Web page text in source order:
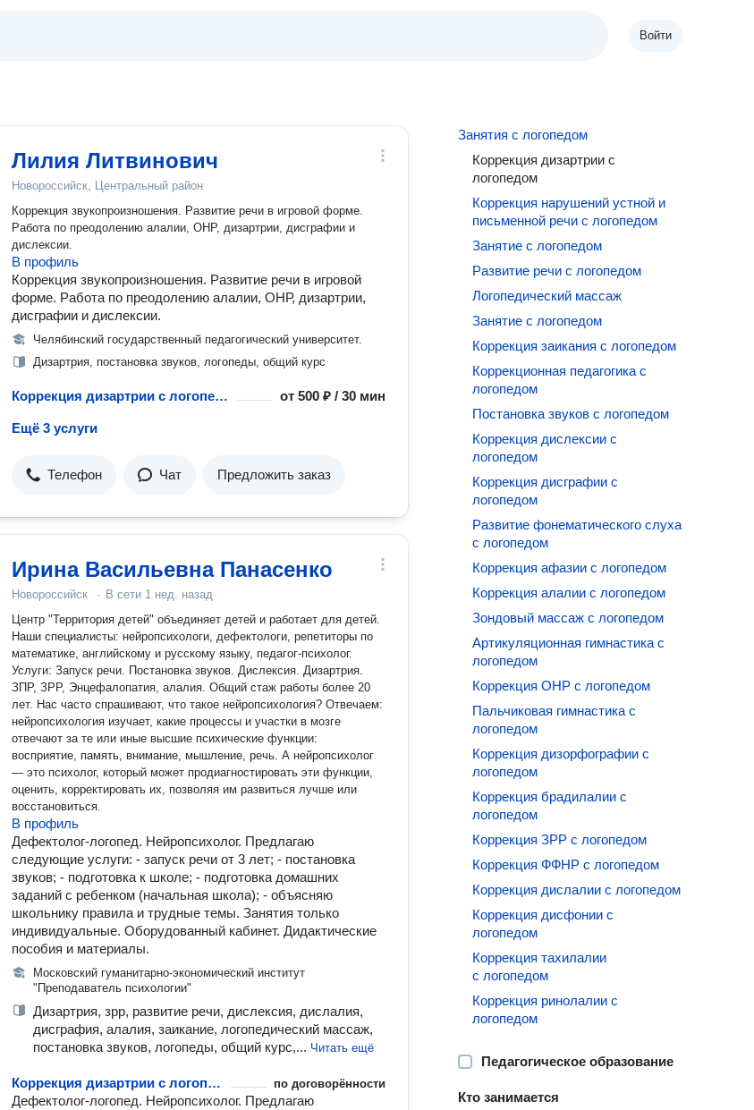
Войти
Лилия Литвинович
Новороссийск, Центральный район
Коррекция звукопроизношения. Развитие речи в игровой форме.
Работа по преодолению алалии, ОНР, дизартрии, дисграфии и
дислексии.
В профиль
Коррекция звукопроизношения. Развитие речи в игровой
форме. Работа по преодолению алалии, ОНР, дизартрии,
дисграфии и дислексии.
Челябинский государственный педагогический университет.
Дизартрия, постановка звуков, логопеды, общий курс
Коррекция дизартрии с логопедом от500 ₽ / 30 мин
Ещё 3 услуги
Телефон Чат Предложить заказ
Ирина Васильевна Панасенко
Новороссийск · В сети 1 нед. назад
Центр "Территория детей" объединяет детей и работает для детей.
Наши специалисты: нейропсихологи, дефектологи, репетиторы по
математике, английскому и русскому языку, педагог-психолог.
Услуги: Запуск речи. Постановка звуков. Дислексия. Дизартрия.
ЗПР, ЗРР, Энцефалопатия, алалия. Общий стаж работы более 20
лет. Нас часто спрашивают, что такое нейропсихология? Отвечаем:
нейропсихология изучает, какие процессы и участки в мозге
отвечают за те или иные высшие психические функции:
восприятие, память, внимание, мышление, речь. А нейропсихолог
— это психолог, который может продиагностировать эти функции,
оценить, корректировать их, позволяя им развиться лучше или
восстановиться.
В профиль
Дефектолог-логопед. Нейропсихолог. Предлагаю
следующие услуги: - запуск речи от 3 лет; - постановка
звуков; - подготовка к школе; - подготовка домашних
заданий с ребенком (начальная школа); - объясняю
школьнику правила и трудные темы. Занятия только
индивидуальные. Оборудованный кабинет. Дидактические
пособия и материалы.
Московский гуманитарно-экономический институт
"Преподаватель психологии"
Дизартрия, зрр, развитие речи, дислексия, дислалия,
дисграфия, алалия, заикание, логопедический массаж,
постановка звуков, логопеды, общий курс,... Читать ещё
Коррекция дизартрии с логопедом по договорённости
Дефектолог-логопед. Нейропсихолог. Предлагаю
Занятия с логопедом
Коррекция дизартрии с
логопедом
Коррекция нарушений устной и
письменной речи с логопедом
Занятие с логопедом
Развитие речи с логопедом
Логопедический массаж
Занятие с логопедом
Коррекция заикания с логопедом
Коррекционная педагогика с
логопедом
Постановка звуков с логопедом
Коррекция дислексии с
логопедом
Коррекция дисграфии с
логопедом
Развитие фонематического слуха
с логопедом
Коррекция афазии с логопедом
Коррекция алалии с логопедом
Зондовый массаж с логопедом
Артикуляционная гимнастика с
логопедом
Коррекция ОНР с логопедом
Пальчиковая гимнастика с
логопедом
Коррекция дизорфографии с
логопедом
Коррекция брадилалии с
логопедом
Коррекция ЗРР с логопедом
Коррекция ФФНР с логопедом
Коррекция дислалии с логопедом
Коррекция дисфонии с
логопедом
Коррекция тахилалии
с логопедом
Коррекция ринолалии с
логопедом
Педагогическое образование
Кто занимается